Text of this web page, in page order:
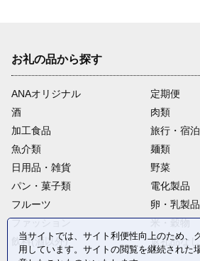
お礼の品から探す
ANAオリジナル
定期便
酒
肉類
加工食品
旅行・宿
魚介類
麺類
日用品・雑貨
野菜
パン・菓子類
電化製品
フルーツ
卵・乳製品
飲料(酒以外)
返礼品なし
当サイトでは、サイト利便性向上のため、
用しています。サイトの閲覧を継続された